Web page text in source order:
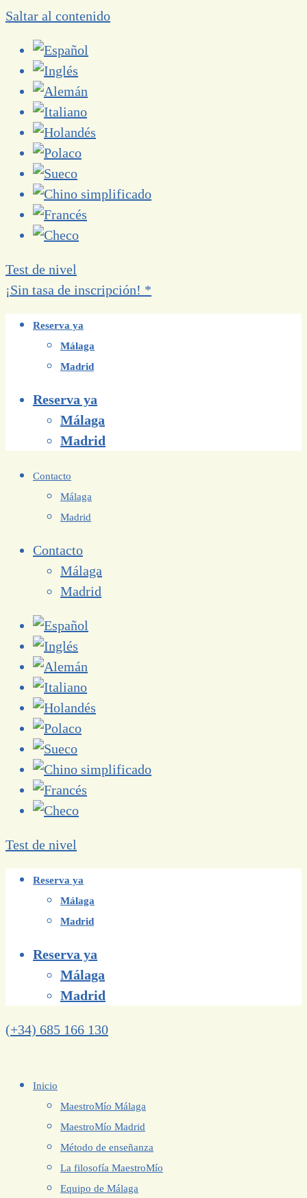
Saltar al contenido
Test de nivel
¡Sin tasa de inscripción! *
Reserva ya
Málaga
Madrid
Reserva ya
Málaga
Madrid
Contacto
Málaga
Madrid
Contacto
Málaga
Madrid
Test de nivel
Reserva ya
Málaga
Madrid
Reserva ya
Málaga
Madrid
(+34) 685 166 130
Inicio
MaestroMío Málaga
MaestroMío Madrid
Método de enseñanza
La filosofía MaestroMío
Equipo de Málaga